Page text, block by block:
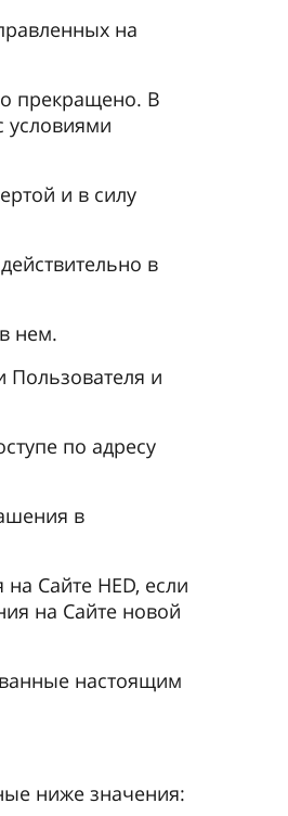
на
прекращено. В
условиями
и в силу
в
нем.
Пользователя и
по адресу
в
Сайте HED, если
на Сайте новой
настоящим
ниже значения: